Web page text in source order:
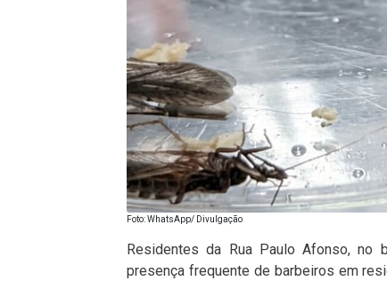
Foto: WhatsApp/ Divulgação
Residentes da Rua Paulo Afonso, no
presença frequente de barbeiros em